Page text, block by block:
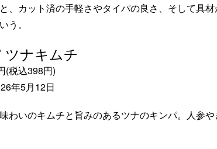
、カット済の手軽さやタイパの良さ、そして具
う。
ナキムチ
(税込398円)
年5月12日
わいのキムチと旨みのあるツナのキンパ。人参